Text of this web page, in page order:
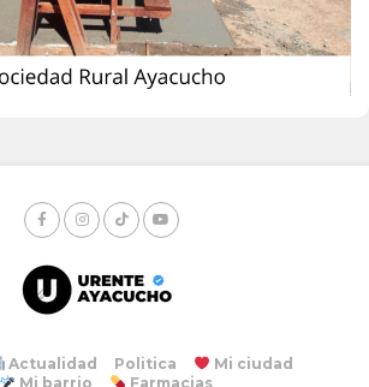
Actualidad Politica
Mi ciudad
Mi barrio
Farmacias